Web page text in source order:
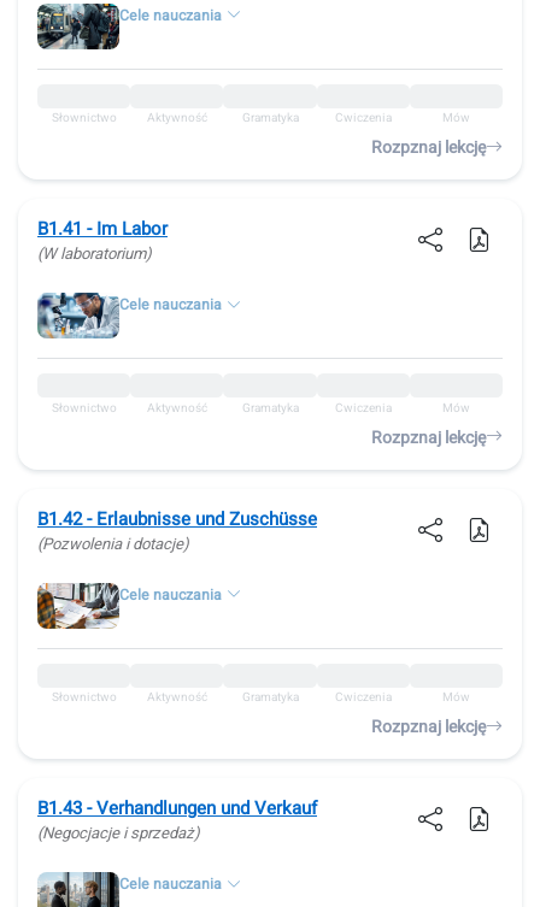
Cele nauczania
Słownictwo Aktywność Gramatyka Ćwiczenia Mów
Rozpznaj lekcję
B1.41 - Im Labor
(W laboratorium)
Cele nauczania
Słownictwo Aktywność Gramatyka Ćwiczenia Mów
Rozpznaj lekcję
B1.42 - Erlaubnisse und Zuschüsse
(Pozwolenia i dotacje)
Cele nauczania
Słownictwo Aktywność Gramatyka Ćwiczenia Mów
Rozpznaj lekcję
B1.43 - Verhandlungen und Verkauf
(Negocjacje i sprzedaż)
Cele nauczania